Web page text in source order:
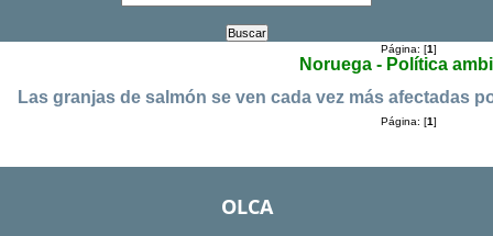
Página: [1]
Noruega - Política
Las granjas de salmón se ven cada vez más afectadas
Página: [1]
OLCA